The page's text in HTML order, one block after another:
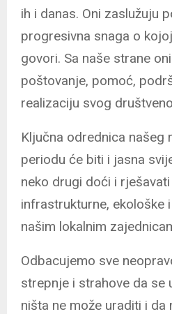
ih i danas. Oni zaslužuju
progresivna snaga o
govori. Sa naše strane
poštovanje, pomoć,
realizaciju svog
Ključna odrednica našeg
periodu će biti i jasna
neko drugi doći i
infrastrukturne, ekološke
našim lokalnim
Odbacujemo sve
strepnje i strahove da se
ništa ne može uraditi i da